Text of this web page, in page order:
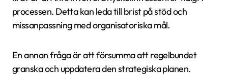
processen. Detta kan leda till brist på stöd och
missanpassning med organisatoriska mål.
En annan fråga är att försumma att regelbundet
granska och uppdatera den strategiska planen.